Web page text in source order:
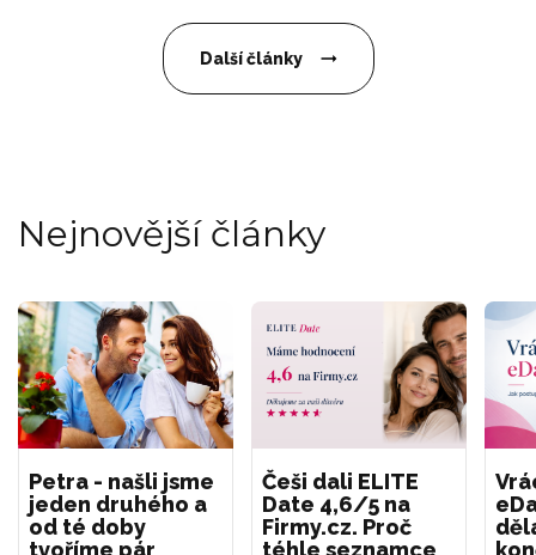
Další články
Nejnovější články
Petra - našli jsme
jeden druhého a
od té doby
Češi dali ELITE
Date 4,6/5 na
Firmy.cz. Proč